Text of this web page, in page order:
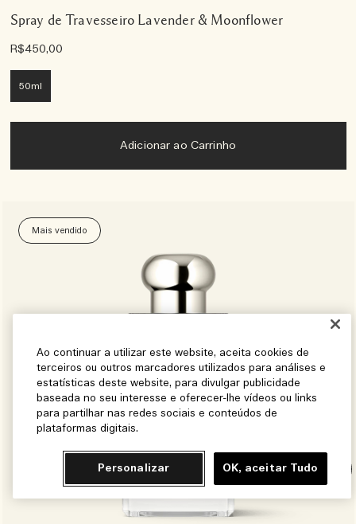
Spray de Travesseiro Lavender & Moonflower
R$450,00
50ml
Adicionar ao Carrinho
Mais vendido
Chat
Ao continuar a utilizar este website, aceita cookies de
terceiros ou outros marcadores utilizados para análises e
estatísticas deste website, para divulgar publicidade
baseada no seu interesse e oferecer-lhe vídeos ou links
para partilhar nas redes sociais e conteúdos de
plataformas digitais.
Personalizar OK, aceitar Tudo